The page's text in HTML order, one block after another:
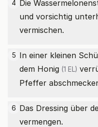
4 Die
und vorsichtig
vermischen.
5 In einer kleinen
dem Honig (1 EL)
Pfeffer
6 Das Dressing über
vermengen.